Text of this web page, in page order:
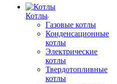
Котлы
Газовые котлы
Конденсационные
котлы
Электрические
котлы
Твердотопливные
котлы